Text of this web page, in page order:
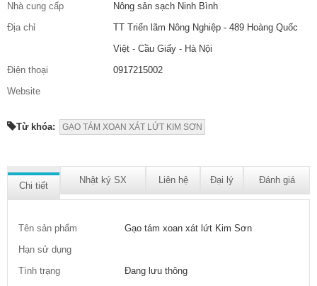
Nhà cung cấp
Nông sản sạch Ninh Bình
Địa chỉ
TT Triển lãm Nông Nghiệp - 489 Hoàng Quốc
Việt - Cầu Giấy - Hà Nội
Điện thoại
0917215002
Website
Từ khóa: GẠO TÁM XOAN XÁT LỨT KIM SƠN
Chi tiết
Nhật ký SX Liên hệ Đại lý Đánh giá
Tên sản phẩm
Gạo tám xoan xát lứt Kim Sơn
Hạn sử dụng
Tình trạng
Đang lưu thông